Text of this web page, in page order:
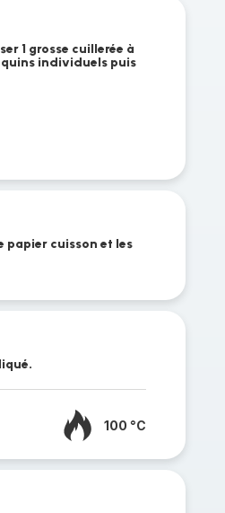
1 grosse cuillerée à
individuels puis
papier cuisson et les
100 °C